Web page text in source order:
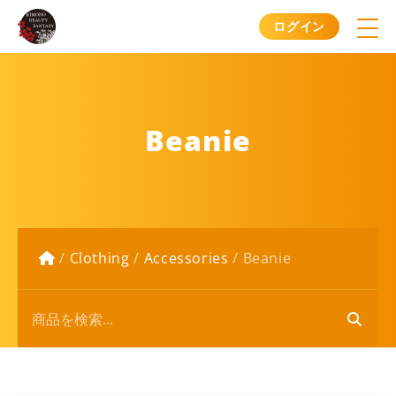
ログイン
Beanie
/ Clothing / Accessories / Beanie